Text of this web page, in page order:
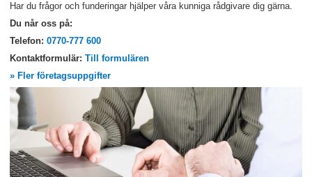
Har du frågor och funderingar hjälper våra kunniga rådgivare dig gärna.
Du når oss på:
Telefon: 0770-777 600
Kontaktformulär: Till formulären
» Fler företagsuppgifter